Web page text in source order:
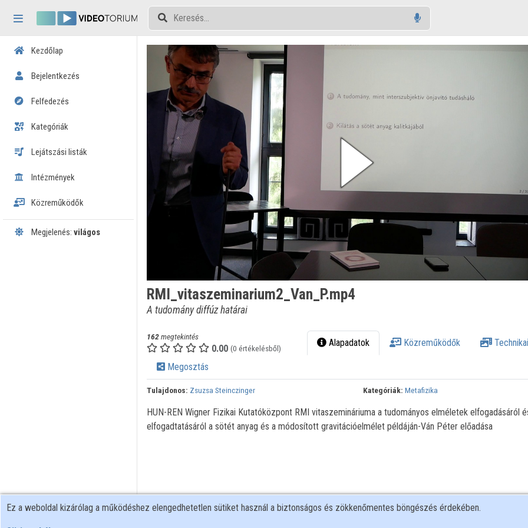
Tartalom kihagyása
Kezdőlap
Bejelentkezés
Felfedezés
Kategóriák
Lejátszási listák
Intézmények
Közreműködők
Megjelenés: világos
RMI_vitaszeminarium2_Van_P.mp4
A tudomány diffúz határai
162megtekintés
0.00 (0 értékelésből) Alapadatok Közreműködők
Megosztás
Tulajdonos: Zsuzsa Steinczinger Kategóriák: Metafizika
HUN-REN Wigner Fizikai Kutatóközpont RMI vitaszemináriuma a tudományos elméletek elfogadásáról
elfogadtatásáról a sötét anyag és a módosított gravitációelmélet példáján-Ván Péter előadása
Ez a weboldal kizárólag a működéshez elengedhetetlen sütiket használ a biztonságos és zökkenőmentes böngészés érdekében.